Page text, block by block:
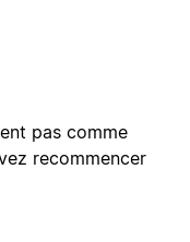
pas comme
recommencer